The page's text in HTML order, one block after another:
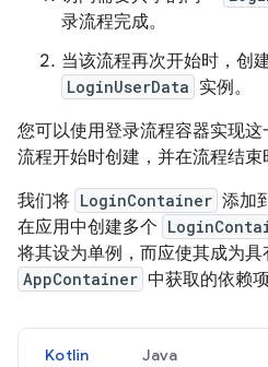
录流程完成。
当该流程再次开始时，创
LoginUserData 实例。
您可以使用登录流程容器实现
流程开始时创建，并在流程结束
我们将 LoginContainer 添加
在应用中创建多个
将其设为单例，而应使其成为
AppContainer 中获取的依赖项
Kotlin Java